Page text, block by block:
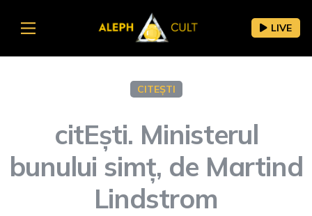
LIVE
CITEȘTI
citEști. Ministerul
bunului simț, de Martind
Lindstrom